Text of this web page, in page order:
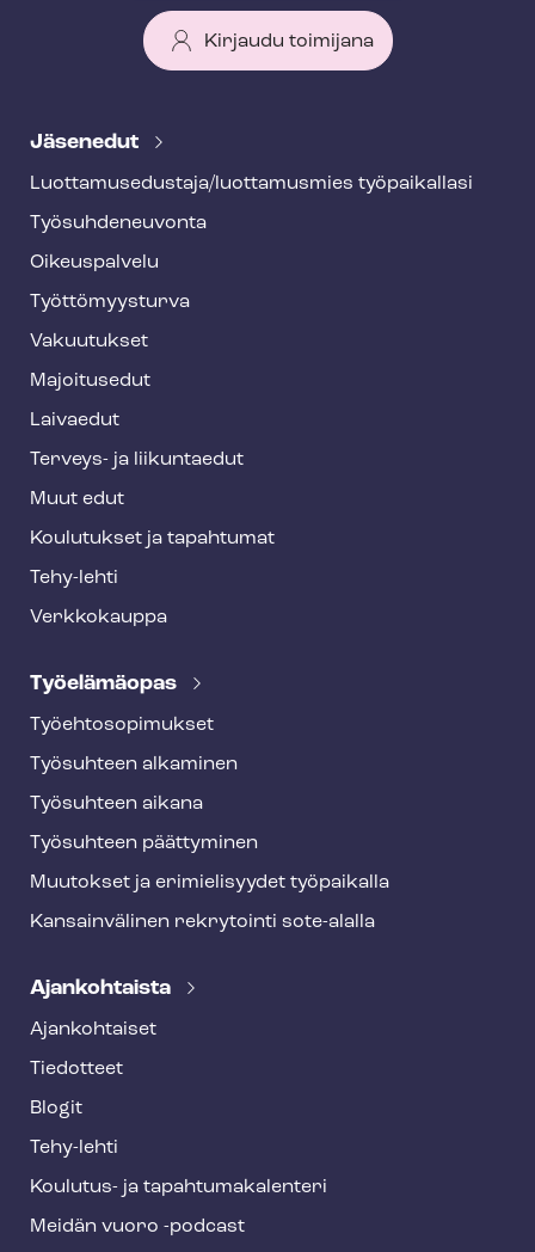
Kirjaudu toimijana
e
f
o
o
t
e
Jäsenedut
Luot­ta­muse­dus­ta­ja/luottamusmies työpaikallasi
Työ­suh­de­neu­von­ta
Oikeuspalvelu
Työt­tö­myys­tur­va
Vakuutukset
Majoitusedut
Laivaedut
Terveys- ja liikuntaedut
Muut edut
Koulutukset ja tapahtumat
Tehy-lehti
Verkkokauppa
Työelämäopas
Työ­eh­to­so­pi­muk­set
Työsuhteen alkaminen
Työsuhteen aikana
Työsuhteen päättyminen
Muutokset ja erimielisyydet työpaikalla
Kansainvälinen rekrytointi sote-alalla
Ajankohtaista
Ajankohtaiset
Tiedotteet
Blogit
Tehy-lehti
Koulutus- ja ta­pah­tu­ma­ka­len­te­ri
Meidän vuoro -podcast